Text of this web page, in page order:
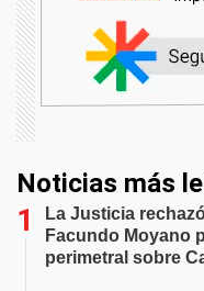
Noticias más
La Justicia
Facundo Moyano
perimetral sobre